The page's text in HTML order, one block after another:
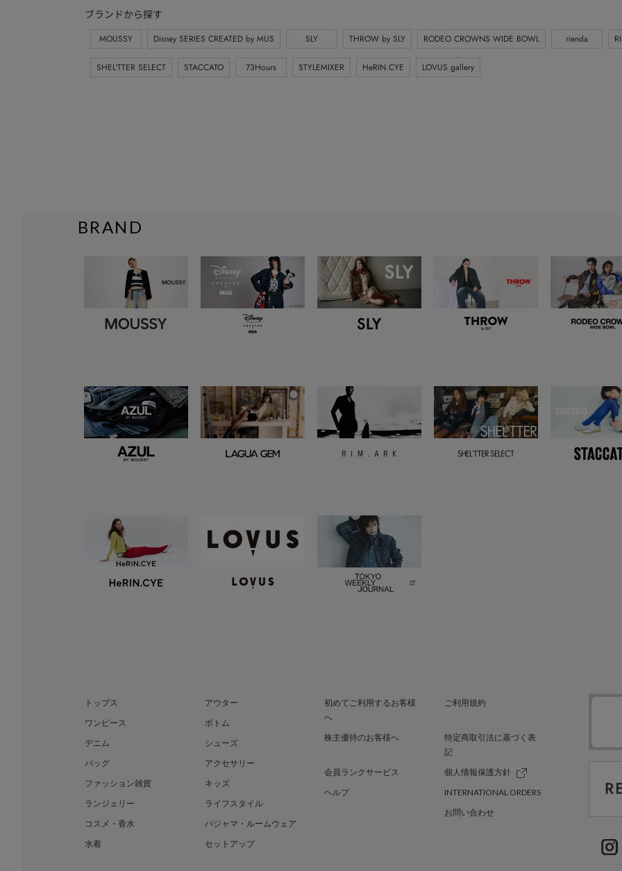
ブランドから探す
MOUSSY Disney SERIES CREATED by MUS SLY THROW by SLY RODEO CROWNS WIDE BOWL rienda
SHEL’TTER SELECT STACCATO 73Hours STYLEMIXER HeRIN.CYE LOVUS gallery
BRAND
トップス
アウター
ワンピース
ボトム
デニム
シューズ
バッグ
アクセサリー
ファッション雑貨
キッズ
ランジェリー
ライフスタイル
コスメ・香水
パジャマ・ルームウェア
水着
セットアップ
初めてご利用するお客様
へ
ご利用規約
株主優待のお客様へ
特定商取引法に基づく表
記
会員ランクサービス
個人情報保護方針
ヘルプ
INTERNATIONAL ORDERS
お問い合わせ